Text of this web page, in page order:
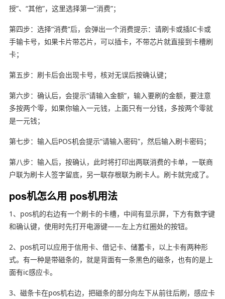
授”、“其他”，这里选择第一“消费”；
第四步：选择“消费”后，会弹出一个消费提示：请刷卡或插IC卡或
手输卡号，如果卡片带芯片，可以插卡，不带芯片就直接到卡槽刷
卡；
第五步：刷卡后会出现卡号，核对无误后按确认键；
第六步：确认后，会提示“请输入金额”，输入要刷的金额，要注意
多按两个零，如果你输入一元钱，上面只有一分钱，多按两个零就
是一元钱；
第七步：输入后POS机会提示“请输入密码”，然后输入刷卡密码；
第八步：输入后，按确认，此时将打印出两联消费的卡单，一联商
户联为刷卡人签字留底，另一联存根联为刷卡人。刷卡就完成了。
pos机怎么用 pos机用法
1、pos机的右边有一个刷卡的卡槽，中间有显示屏，下方有数字键
和确认键，使用时先打开电源键——左上方红圈处的按钮。
2、pos机可以应用于信用卡、借记卡、储蓄卡，以上卡有两种形
式。有一种是带磁条的，就是背面有一条黑色的磁条，也有的是上
面有ic感应卡。
3、磁条卡在pos机右边，把磁条的部分向左下从前往后刷，感应卡